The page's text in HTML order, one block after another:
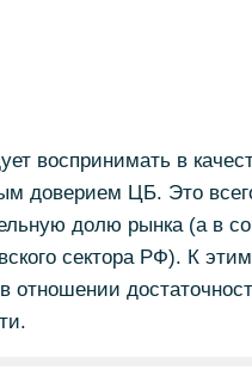
воспринимать в
доверием ЦБ. Это
долю рынка (а в
сектора РФ). К